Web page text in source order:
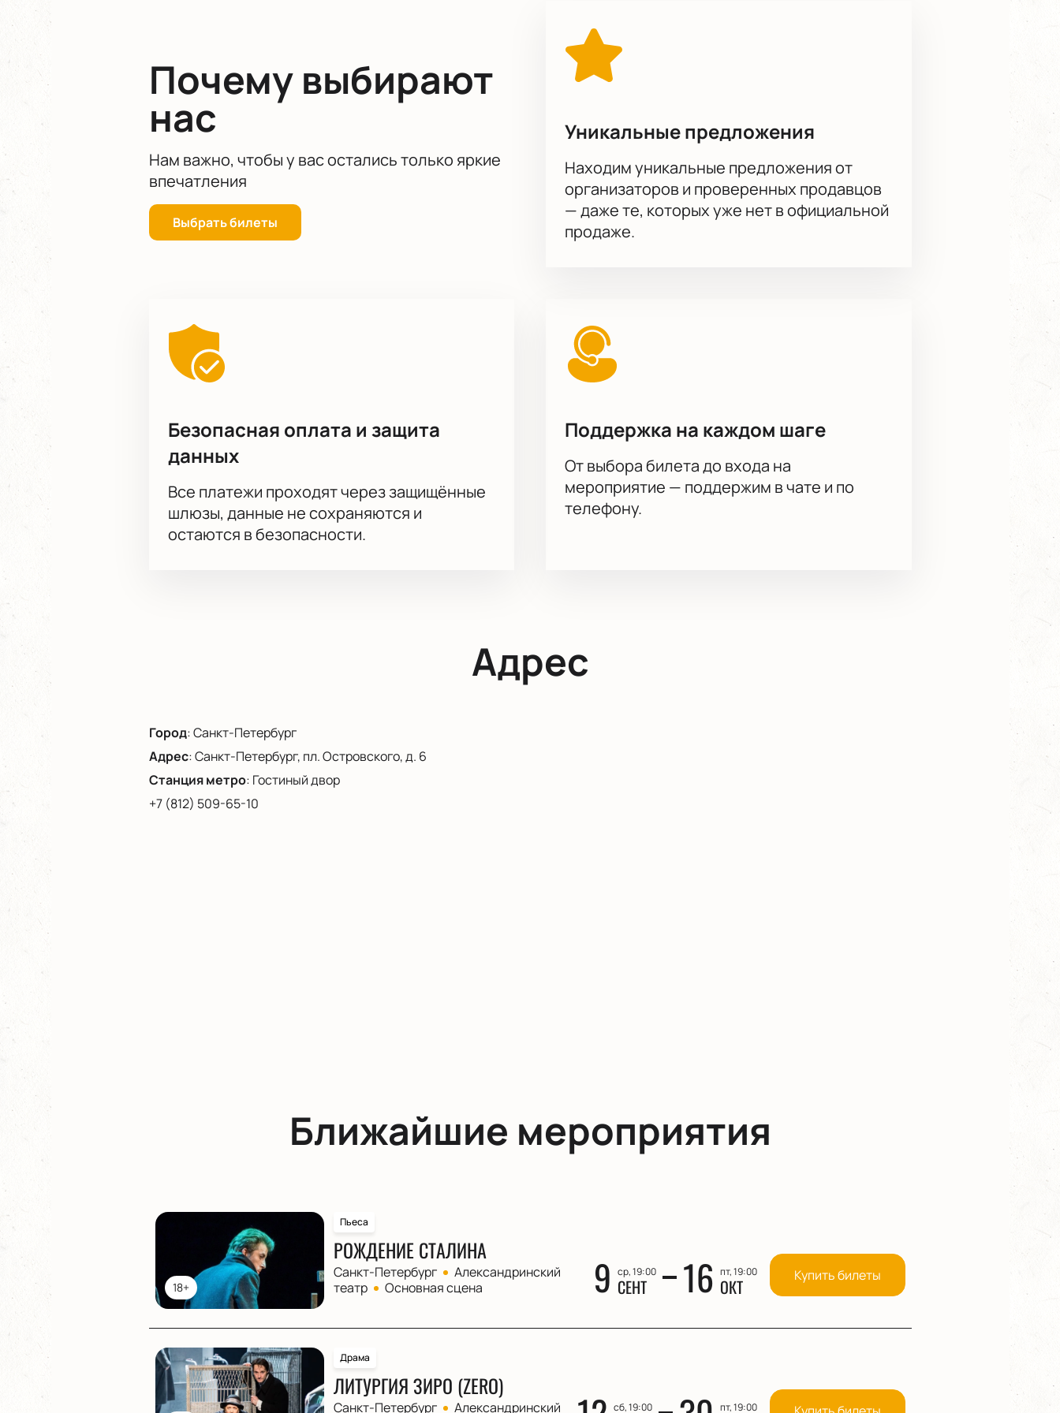
Почему выбирают
нас
Нам важно, чтобы у вас остались только яркие
впечатления
Выбрать билеты
Уникальные предложения
Находим уникальные предложения от
организаторов и проверенных продавцов
— даже те, которых уже нет в официальной
продаже.
Безопасная оплата и защита
данных
Все платежи проходят через защищённые
шлюзы, данные не сохраняются и
остаются в безопасности.
Поддержка на каждом шаге
От выбора билета до входа на
мероприятие — поддержим в чате и по
телефону.
Адрес
Город:Санкт-Петербург
Адрес:Санкт-Петербург, пл. Островского, д. 6
Станция метро: Гостиный двор
+7 (812) 509-65-10
Ближайшие мероприятия
18+
Пьеса
РОЖДЕНИЕ СТАЛИНА
Санкт-Петербург
Александринский
театр
Основная сцена 9 ср, 19:00
СЕНТ 16 пт, 19:00
ОКТ Купить билеты
Драма
ЛИТУРГИЯ ЗИРО (ZERO)
Санкт-Петербург Александринский сб, 19:00 пт, 19:00